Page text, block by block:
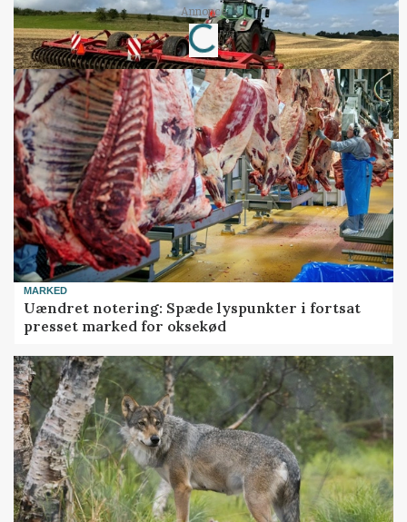
Annonce
Loading...
MARKED
Uændret notering: Spæde lyspunkter i fortsat
presset marked for oksekød